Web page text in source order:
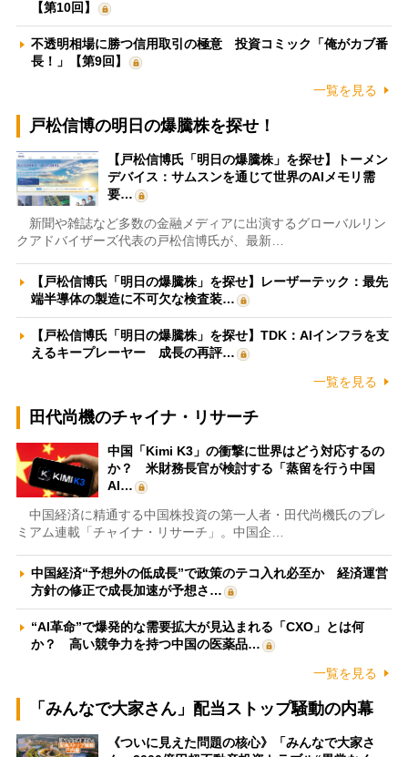
【第10回】
不透明相場に勝つ信用取引の極意 投資コミック「俺がカブ番
長！」【第9回】
一覧を見る
戸松信博の明日の爆騰株を探せ！
【戸松信博氏「明日の爆騰株」を探せ】トーメン
デバイス：サムスンを通じて世界のAIメモリ需
要…
新聞や雑誌など多数の金融メディアに出演するグローバルリン
クアドバイザーズ代表の戸松信博氏が、最新…
【戸松信博氏「明日の爆騰株」を探せ】レーザーテック：最先
端半導体の製造に不可欠な検査装…
【戸松信博氏「明日の爆騰株」を探せ】TDK：AIインフラを支
えるキープレーヤー 成長の再評…
一覧を見る
田代尚機のチャイナ・リサーチ
中国「Kimi K3」の衝撃に世界はどう対応するの
か？ 米財務長官が検討する「蒸留を行う中国
AI…
中国経済に精通する中国株投資の第一人者・田代尚機氏のプレ
ミアム連載「チャイナ・リサーチ」。中国企…
中国経済“予想外の低成長”で政策のテコ入れ必至か 経済運営
方針の修正で成長加速が予想さ…
“AI革命”で爆発的な需要拡大が見込まれる「CXO」とは何
か？ 高い競争力を持つ中国の医薬品…
一覧を見る
「みんなで大家さん」配当ストップ騒動の内幕
《ついに見えた問題の核心》「みんなで大家さ